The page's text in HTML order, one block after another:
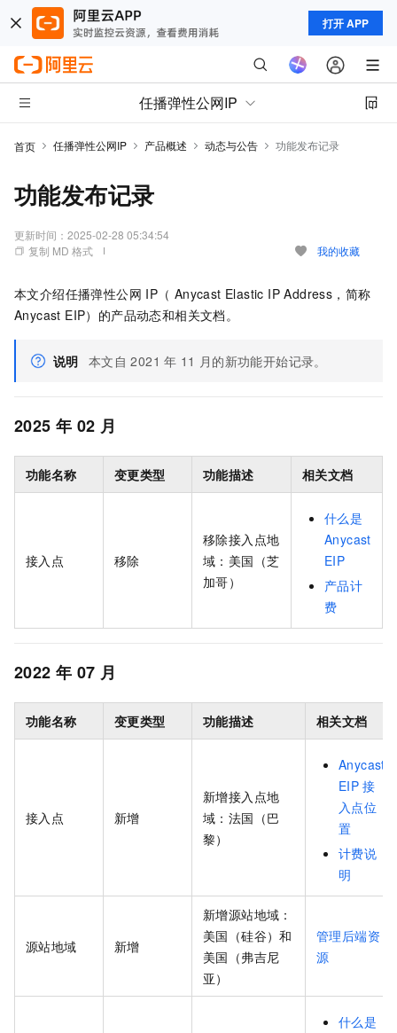
打开 APP
任播弹性公网IP
首页 任播弹性公网IP 产品概述 动态与公告 功能发布记录
功能发布记录
更新时间： 2025-02-28 05:34:54
复制 MD 格式
我的收藏
本文介绍任播弹性公网 IP（ Anycast Elastic IP Address，简称
Anycast EIP）的产品动态和相关文档。
说明 本文自 2021 年 11 月的新功能开始记录。
2025 年 02 月
功能名称 变更类型 功能描述 相关文档
接入点 移除
移除接入点地
域：美国（芝
加哥）
什么是
Anycast
EIP
产品计
费
2022 年 07 月
功能名称 变更类型 功能描述 相关文档
接入点 新增
新增接入点地
域：法国（巴
黎）
Anycast
EIP 接
入点位
置
计费说
明
源站地域 新增
新增源站地域：
美国（硅谷）和
美国（弗吉尼
亚）
管理后端资
源
什么是